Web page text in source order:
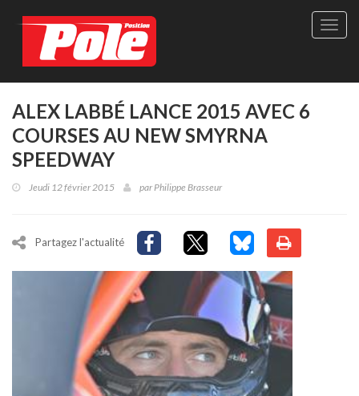
Site
ALEX LABBÉ LANCE 2015 AVEC 6
COURSES AU NEW SMYRNA
SPEEDWAY
Jeudi 12 février 2015 parPhilippe Brasseur
Partagez l'actualité